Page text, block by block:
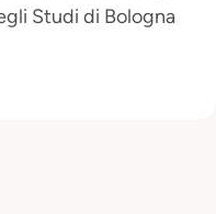
Studi di Bologna